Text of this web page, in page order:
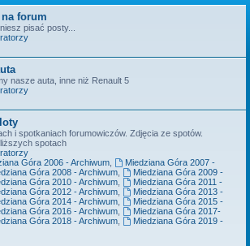
forum
pisać posty...
nasze auta, inne niż Renault 5
i spotkaniach forumowiczów. Zdjęcia ze spotów.
spotach
Góra 2006 - Archiwum,
Miedziana Góra 2007 -
Góra 2008 - Archiwum,
Miedziana Góra 2009 -
Góra 2010 - Archiwum,
Miedziana Góra 2011 -
Góra 2012 - Archiwum,
Miedziana Góra 2013 -
Góra 2014 - Archiwum,
Miedziana Góra 2015 -
Góra 2016 - Archiwum,
Miedziana Góra 2017-
Góra 2018 - Archiwum,
Miedziana Góra 2019 -